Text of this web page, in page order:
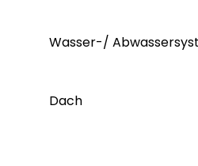
Wasser-/
Dach